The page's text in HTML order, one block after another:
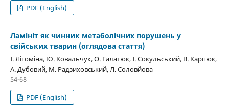
PDF (English)
Ламініт як чинник метаболічних порушень у
свійських тварин (оглядова стаття)
І. Лігоміна, Ю. Ковальчук, О. Галатюк, І. Сокульський, В. Карпюк,
А. Дубовий, М. Радзиховський, Л. Соловйова
54-68
PDF (English)